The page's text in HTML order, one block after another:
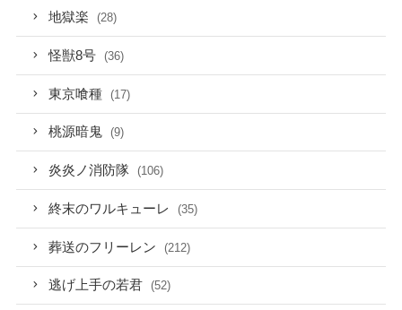
地獄楽 (28)
怪獣8号 (36)
東京喰種 (17)
桃源暗鬼 (9)
炎炎ノ消防隊 (106)
終末のワルキューレ (35)
葬送のフリーレン (212)
逃げ上手の若君 (52)